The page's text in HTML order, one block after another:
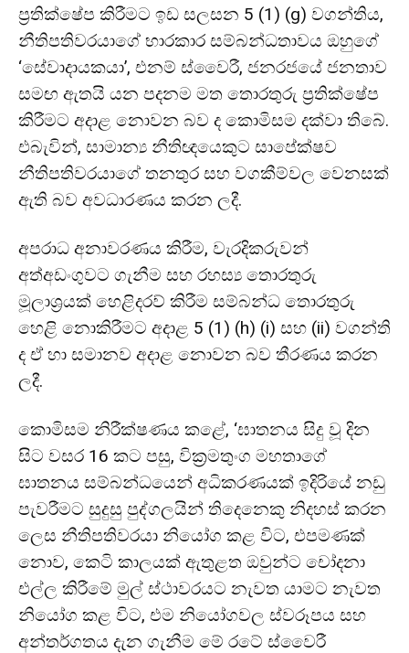
ප්‍රතික්ෂේප කිරීමට ඉඩ සලසන 5 (1) (g) වගන්තිය,
නීතිපතිවරයාගේ භාරකාර සම්බන්ධතාවය ඔහුගේ
‘සේවාදායකයා’, එනම් ස්වෛරී, ජනරජයේ ජනතාව
සමඟ ඇතයි යන පදනම මත තොරතුරු ප්‍රතික්ෂේප
කිරීමට අදාළ නොවන බව ද කොමිසම දක්වා තිබේ.
එබැවින්, සාමාන්‍ය නීතිඥයෙකුට සාපේක්ෂව
නීතිපතිවරයාගේ තනතුර සහ වගකීම්වල වෙනසක්
ඇති බව අවධාරණය කරන ලදී.
අපරාධ අනාවරණය කිරීම, වැරදිකරුවන්
අත්අඩංගුවට ගැනීම සහ රහස්‍ය තොරතුරු
මූලාශ්‍රයක් හෙළිදරව් කිරීම සම්බන්ධ තොරතුරු
හෙළි නොකිරීමට අදාළ 5 (1) (h) (i) සහ (ii) වගන්ති
ද ඒ හා සමානව අදාළ නොවන බව තීරණය කරන
ලදී.
කොමිසම නිරීක්ෂණය කළේ, ‘ඝාතනය සිදු වූ දින
සිට වසර 16 කට පසු, වික්‍රමතුංග මහතාගේ
ඝාතනය සම්බන්ධයෙන් අධිකරණයක් ඉදිරියේ නඩු
පැවරීමට සුදුසු පුද්ගලයින් තිදෙනෙකු නිදහස් කරන
ලෙස නීතිපතිවරයා නියෝග කළ විට, එපමණක්
නොව, කෙටි කාලයක් ඇතුළත ඔවුන්ට චෝදනා
එල්ල කිරීමේ මුල් ස්ථාවරයට නැවත යාමට නැවත
නියෝග කළ විට, එම නියෝගවල ස්වරූපය සහ
අන්තර්ගතය දැන ගැනීම මේ රටේ ස්වෛරී